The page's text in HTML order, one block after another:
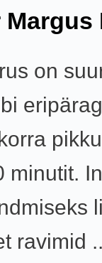
Margus
on
minutit.
ravimid